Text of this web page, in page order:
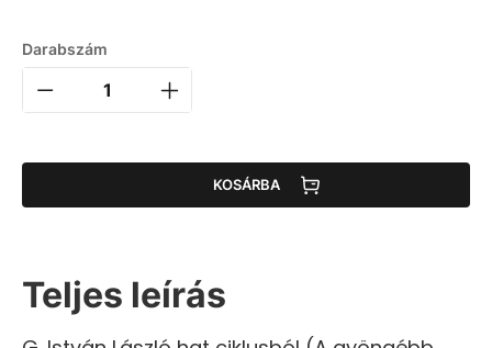
Darabszám
KOSÁRBA
Teljes leírás